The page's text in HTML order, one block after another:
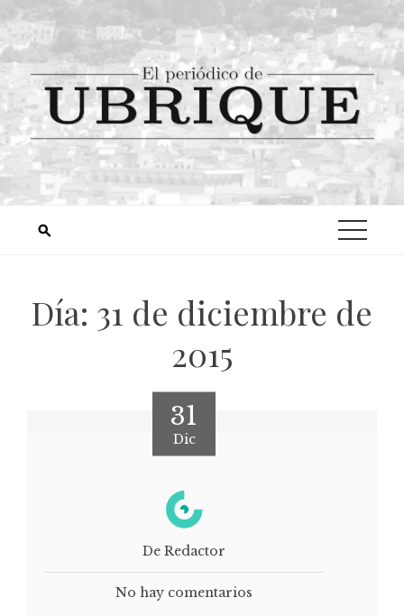
Día: 31 de diciembre de
2015
31
Dic
De Redactor
No hay comentarios